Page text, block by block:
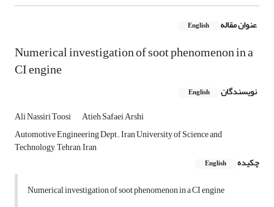
عنوان مقاله English
Numerical investigation of soot phenomenon in a
CI engine
نویسندگان English
Ali Nassiri Toosi
Atieh Safaei Arshi
Automotive Engineering Dept., Iran University of Science and
Technology, Tehran, Iran
چکیده
English
Numerical investigation of soot phenomenon in a CI engine